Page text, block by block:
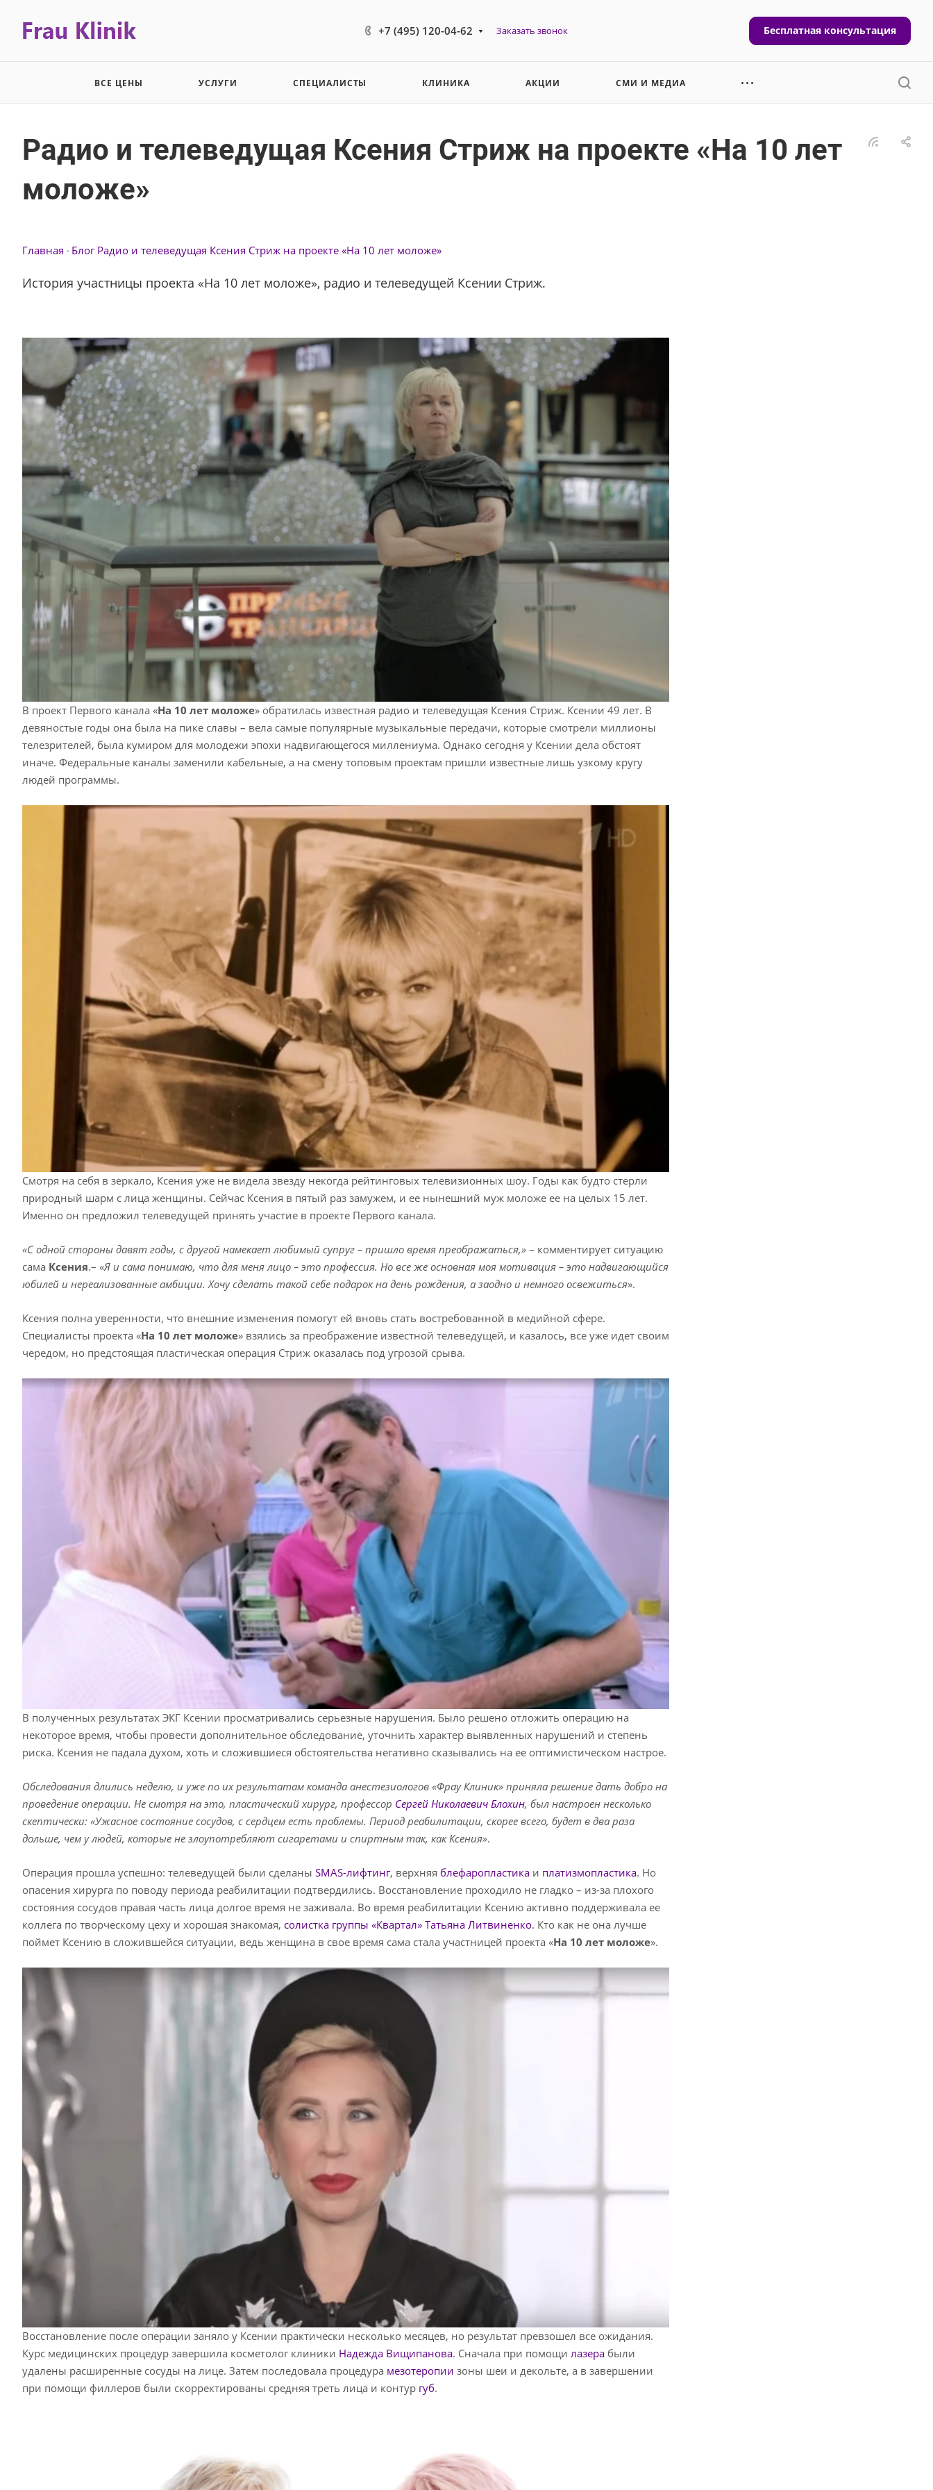
+7 (495) 120-04-62 Заказать звонок Бесплатная консультация
ВСЕ ЦЕНЫ УСЛУГИ СПЕЦИАЛИСТЫ КЛИНИКА АКЦИИ СМИ И МЕДИА
Радио и телеведущая Ксения Стриж на проекте «На 10 лет
моложе»
Главная Блог Радио и телеведущая Ксения Стриж на проекте «На 10 лет моложе»
История участницы проекта «На 10 лет моложе», радио и телеведущей Ксении Стриж.
В проект Первого канала «На 10 лет моложе» обратилась известная радио и телеведущая Ксения Стриж. Ксении 49 лет. В
девяностые годы она была на пике славы – вела самые популярные музыкальные передачи, которые смотрели миллионы
телезрителей, была кумиром для молодежи эпохи надвигающегося миллениума. Однако сегодня у Ксении дела обстоят
иначе. Федеральные каналы заменили кабельные, а на смену топовым проектам пришли известные лишь узкому кругу
людей программы.
Смотря на себя в зеркало, Ксения уже не видела звезду некогда рейтинговых телевизионных шоу. Годы как будто стерли
природный шарм с лица женщины. Сейчас Ксения в пятый раз замужем, и ее нынешний муж моложе ее на целых 15 лет.
Именно он предложил телеведущей принять участие в проекте Первого канала.
«С одной стороны давят годы, с другой намекает любимый супруг – пришло время преображаться,» – комментирует ситуацию
сама Ксения.– «Я и сама понимаю, что для меня лицо – это профессия. Но все же основная моя мотивация – это надвигающийся
юбилей и нереализованные амбиции. Хочу сделать такой себе подарок на день рождения, а заодно и немного освежиться».
Ксения полна уверенности, что внешние изменения помогут ей вновь стать востребованной в медийной сфере.
Специалисты проекта «На 10 лет моложе» взялись за преображение известной телеведущей, и казалось, все уже идет своим
чередом, но предстоящая пластическая операция Стриж оказалась под угрозой срыва.
В полученных результатах ЭКГ Ксении просматривались серьезные нарушения. Было решено отложить операцию на
некоторое время, чтобы провести дополнительное обследование, уточнить характер выявленных нарушений и степень
риска. Ксения не падала духом, хоть и сложившиеся обстоятельства негативно сказывались на ее оптимистическом настрое.
Обследования длились неделю, и уже по их результатам команда анестезиологов «Фрау Клиник» приняла решение дать добро на
проведение операции. Не смотря на это, пластический хирург, профессор Сергей Николаевич Блохин, был настроен несколько
скептически: «Ужасное состояние сосудов, с сердцем есть проблемы. Период реабилитации, скорее всего, будет в два раза
дольше, чем у людей, которые не злоупотребляют сигаретами и спиртным так, как Ксения».
Операция прошла успешно: телеведущей были сделаны SMAS-лифтинг, верхняя блефаропластика и платизмопластика. Но
опасения хирурга по поводу периода реабилитации подтвердились. Восстановление проходило не гладко – из-за плохого
состояния сосудов правая часть лица долгое время не заживала. Во время реабилитации Ксению активно поддерживала ее
коллега по творческому цеху и хорошая знакомая, солистка группы «Квартал» Татьяна Литвиненко. Кто как не она лучше
поймет Ксению в сложившейся ситуации, ведь женщина в свое время сама стала участницей проекта «На 10 лет моложе».
Восстановление после операции заняло у Ксении практически несколько месяцев, но результат превзошел все ожидания.
Курс медицинских процедур завершила косметолог клиники Надежда Вищипанова. Сначала при помощи лазера были
удалены расширенные сосуды на лице. Затем последовала процедура мезотеропии зоны шеи и декольте, а в завершении
при помощи филлеров были скорректированы средняя треть лица и контур губ.